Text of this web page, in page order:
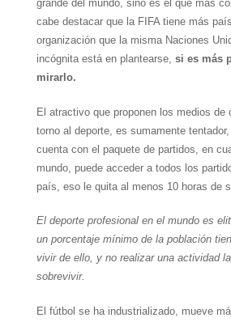
grande del mundo, sino es el que más
cabe destacar que la FIFA tiene más
organización que la misma Naciones
incógnita está en plantearse, si es más
mirarlo.
El atractivo que proponen los medios de
torno al deporte, es sumamente
cuenta con el paquete de partidos, en
mundo, puede acceder a todos los
país, eso le quita al menos 10 horas de
El deporte profesional en el mundo es
un porcentaje mínimo de la población
vivir de ello, y no realizar una actividad
sobrevivir.
El fútbol se ha industrializado, mueve